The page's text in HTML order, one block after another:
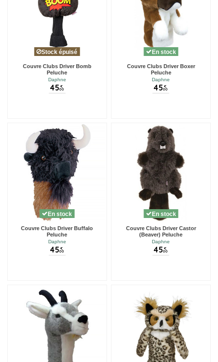
Stock épuisé
Couvre Clubs Driver Bomb
Peluche
Daphne
45 €
00
En stock
Couvre Clubs Driver Boxer
Peluche
Daphne
45 €
00
En stock
Couvre Clubs Driver Buffalo
Peluche
Daphne
45 €
00
En stock
Couvre Clubs Driver Castor
(Beaver) Peluche
Daphne
45 €
00